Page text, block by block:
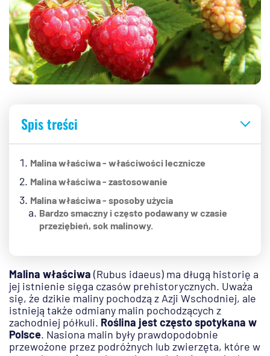
Spis treści
Malina właściwa - właściwości lecznicze
Malina właściwa - zastosowanie
Malina właściwa - sposoby użycia
Bardzo smaczny i często podawany w czasie
przeziębień, sok malinowy.
Malina właściwa (Rubus idaeus) ma długą historię a
jej istnienie sięga czasów prehistorycznych. Uważa
się, że dzikie maliny pochodzą z Azji Wschodniej, ale
istnieją także odmiany malin pochodzących z
zachodniej półkuli. Roślina jest często spotykana w
Polsce. Nasiona malin były prawdopodobnie
przewożone przez podróżnych lub zwierzęta, które w